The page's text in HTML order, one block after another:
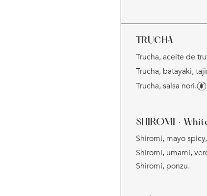
TRUCHA
Trucha, aceite de
Trucha, batayaki,
Trucha, salsa nori.
SHIROMI ·
Shiromi, mayo
Shiromi, umami,
Shiromi, ponzu.